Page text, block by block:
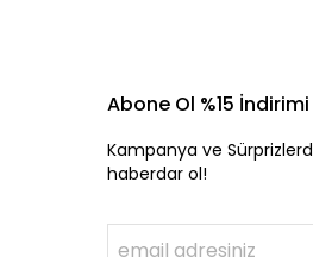
Abone Ol %15
Kampanya ve
haberdar ol!